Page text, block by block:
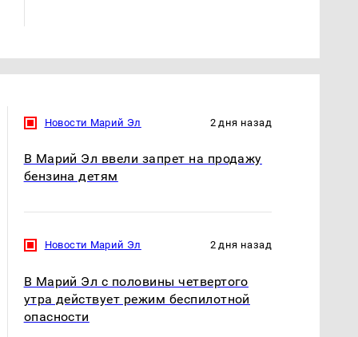
Новости Марий Эл 2 дня назад
В Марий Эл ввели запрет на продажу
бензина детям
Новости Марий Эл 2 дня назад
В Марий Эл с половины четвертого
утра действует режим беспилотной
опасности